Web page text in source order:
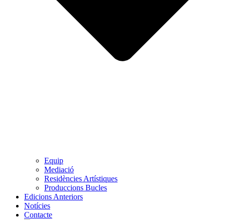
Equip
Mediació
Residències Artístiques
Produccions Bucles
Edicions Anteriors
Notícies
Contacte